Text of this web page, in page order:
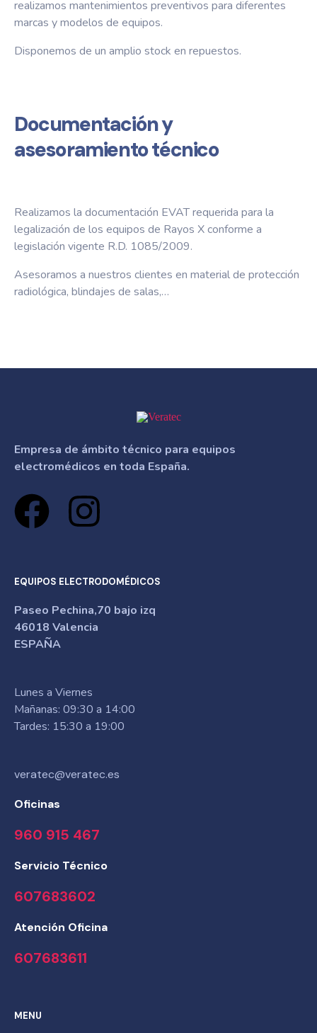
realizamos mantenimientos preventivos para diferentes
marcas y modelos de equipos.
Disponemos de un amplio stock en repuestos.
Documentación y
asesoramiento técnico
Realizamos la documentación EVAT requerida para la
legalización de los equipos de Rayos X conforme a
legislación vigente R.D. 1085/2009.
Asesoramos a nuestros clientes en material de protección
radiológica, blindajes de salas,…
Empresa de ámbito técnico para equipos
electromédicos en toda España.
EQUIPOS ELECTRODOMÉDICOS
Paseo Pechina,70 bajo izq
46018 Valencia
ESPAÑA
Lunes a Viernes
Mañanas: 09:30 a 14:00
Tardes: 15:30 a 19:00
veratec@veratec.es
Oficinas
960 915 467
Servicio Técnico
607683602
Atención Oficina
607683611
MENU